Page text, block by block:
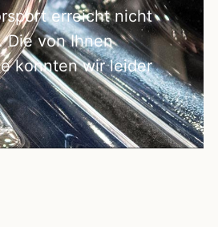
erreicht nicht
Die von Ihnen
konnten wir leider